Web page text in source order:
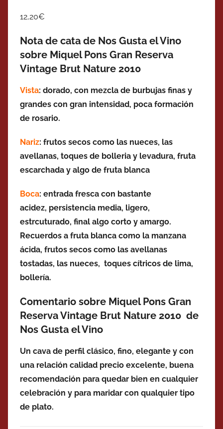
12,20€
Nota de cata de Nos Gusta el Vino
sobre Miquel Pons Gran Reserva
Vintage Brut Nature 2010
Vista: dorado, con mezcla de burbujas finas y
grandes con gran intensidad, poca formación
de rosario.
Nariz: frutos secos como las nueces, las
avellanas, toques de bolleria y levadura, fruta
escarchada y algo de fruta blanca
Boca: entrada fresca con bastante
acidez, persistencia media, ligero,
estrcuturado, final algo corto y amargo.
Recuerdos a fruta blanca como la manzana
ácida, frutos secos como las avellanas
tostadas, las nueces, toques cítricos de lima,
bollería.
Comentario sobre Miquel Pons Gran
Reserva Vintage Brut Nature 2010 de
Nos Gusta el Vino
Un cava de perfil clásico, fino, elegante y con
una relación calidad precio excelente, buena
recomendación para quedar bien en cualquier
celebración y para maridar con qualquier tipo
de plato.